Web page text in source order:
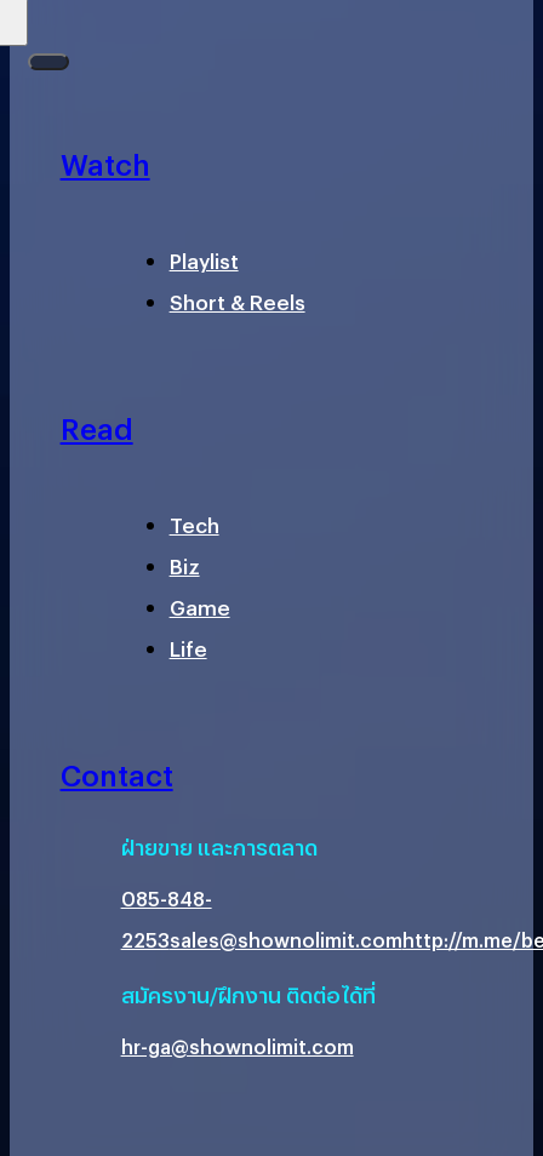
Watch
Playlist
Short & Reels
Read
Tech
Biz
Game
Life
Contact
ฝ่ายขาย และการตลาด
085-848-
2253sales@shownolimit.comhttp://m.me/
สมัครงาน/ฝึกงาน ติดต่อได้ที่
hr-ga@shownolimit.com